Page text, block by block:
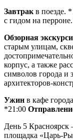
Завтрак в поезде.
с гидом на
Обзорная
старым улицам,
корпус, а также
символов города и
архитекторов-
Ужин в кафе
*21:00
День 5 Красноярск
площадка «Царь-